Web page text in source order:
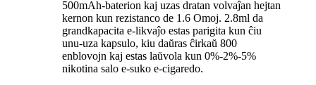
500mAh-baterion kaj uzas dratan volvaĵan hejtan
kernon kun rezistanco de 1.6 Omoj. 2.8ml da
grandkapacita e-likvaĵo estas parigita kun ĉiu
unu-uza kapsulo, kiu daŭras ĉirkaŭ 800
enblovojn kaj estas laŭvola kun 0%-2%-5%
nikotina salo e-suko e-cigaredo.